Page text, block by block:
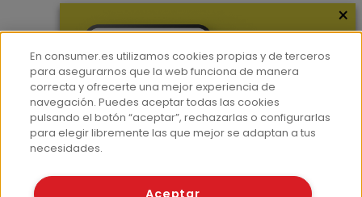
Más información
¿Quiénes somos?
Hemeroteca
Contacto
Prensa
×
En consumer.es utilizamos cookies propias y de terceros
para asegurarnos que la web funciona de manera
correcta y ofrecerte una mejor experiencia de
navegación. Puedes aceptar todas las cookies
pulsando el botón “aceptar”, rechazarlas o configurarlas
para elegir libremente las que mejor se adaptan a tus
necesidades.
Aceptar